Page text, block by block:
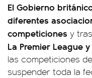
El Gobierno
diferentes
competiciones y
La Premier League
las competiciones
suspender toda la